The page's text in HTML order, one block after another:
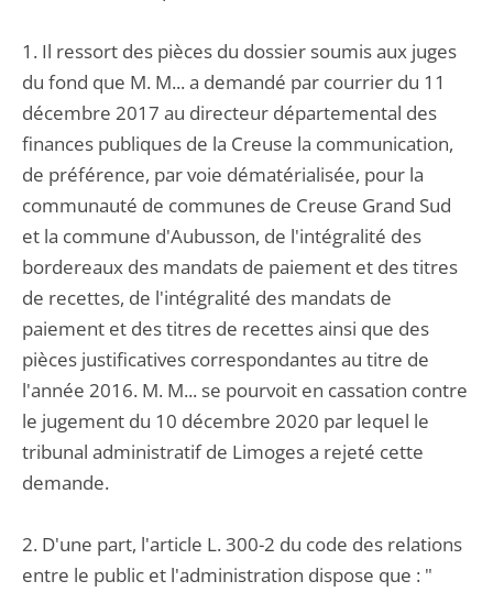
1. Il ressort des pièces du dossier soumis aux juges
du fond que M. M... a demandé par courrier du 11
décembre 2017 au directeur départemental des
finances publiques de la Creuse la communication,
de préférence, par voie dématérialisée, pour la
communauté de communes de Creuse Grand Sud
et la commune d'Aubusson, de l'intégralité des
bordereaux des mandats de paiement et des titres
de recettes, de l'intégralité des mandats de
paiement et des titres de recettes ainsi que des
pièces justificatives correspondantes au titre de
l'année 2016. M. M... se pourvoit en cassation contre
le jugement du 10 décembre 2020 par lequel le
tribunal administratif de Limoges a rejeté cette
demande.
2. D'une part, l'article L. 300-2 du code des relations
entre le public et l'administration dispose que : "